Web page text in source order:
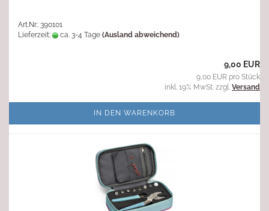
Art.Nr.: 390101
Lieferzeit:
ca. 3-4 Tage (Ausland abweichend)
9,00 EUR
9,00 EUR pro Stück
inkl. 19% MwSt. zzgl. Versand
IN DEN WARENKORB